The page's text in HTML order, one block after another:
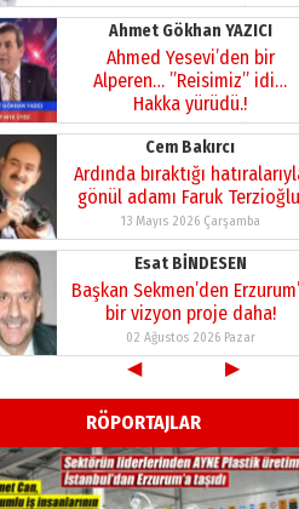
29 Haziran 2026 Pazartesi
Kenan GÜLERCİ
Murat Şahsuvaroğlu ERKON’da
çıtayı yukarı taşırken,
yönetimdekiler aşağı
çekmemeli!
17 Şubat 2026 SalıOrhan BOZKURT
Bir fotoğraf, bir şehir, bir
gazeteci… Dizginler kimin
elinde?
31 Mart 2026 Salı
A. Berhan Yılmaz
BİR BÖLÜM DEĞİL, BİR ÖMÜR
SEÇİYORSUNUZ… “NEDEN
ATATÜRK ÜNİVERSİTESİ?”
28 Temmuz 2026 Salı
Ahmet Gökhan YAZICI
Ahmed Yesevi’den bir
Alperen… ”Reisimiz” idi…
Hakka yürüdü.!
◀ ▶
RÖPORTAJLAR